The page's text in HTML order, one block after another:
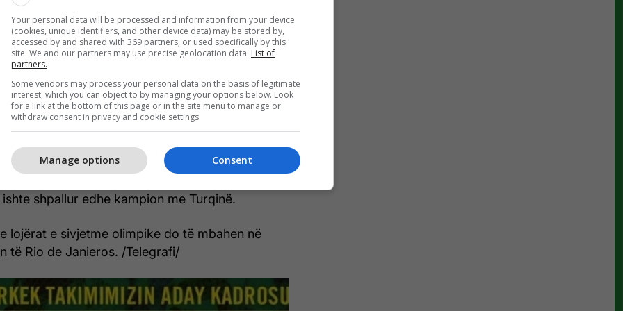
Telegrafi.
vjeçar po konsiderohet si njëri ndër lojtarët më
ndërsa pritet të ‘draftohet’ edhe në ligën më të
NBA.
qenë i huazuar te skuadra turke e Pinar
tani është kthyer te ekipi nga Stambolli,
2013 ishte zgjedhur MVP i turneut evropian
shpallur edhe kampion me Turqinë.
lojërat e sivjetme olimpike do të mbahen në
të Rio de Janieros. /Telegrafi/
Your personal data will be processed and information from your device
(cookies, unique identifiers, and other device data) may be stored by,
accessed by and shared with 369 partners, or used specifically by this
site. We and our partners may use precise geolocation data. List of
partners.
Some vendors may process your personal data on the basis of legitimate
interest, which you can object to by managing your options below. Look
for a link at the bottom of this page or in the site menu to manage or
withdraw consent in privacy and cookie settings.
Consent
Manage options